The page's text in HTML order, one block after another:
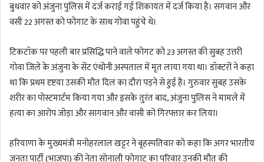
बुधवार को अंजुना पुलिस में दर्ज कराई गई शिकायत में दर्ज किया है। सगवान और
वसी 22 अगस्त को फोगाट के साथ गोवा पहुंचे थे।
टिकटॉक पर पहली बार प्रसिद्धि पाने वाले फोगट को 23 अगस्त की सुबह उत्तरी
गोवा जिले के अंजुना के सेंट एंथोनी अस्पताल में मृत लाया गया था। डॉक्टरों ने कहा
था कि प्रथम दृष्टया उसकी मौत दिल का दौरा पड़ने से हुई है। गुरुवार सुबह उसके
शरीर का पोस्टमार्टम किया गया और इसके तुरंत बाद, अंजुना पुलिस ने मामले में
हत्या का आरोप जोड़ा और सागवान और वासी को गिरफ्तार कर लिया।
हरियाणा के मुख्यमंत्री मनोहरलाल खट्टर ने बृहस्पतिवार को कहा कि अगर भारतीय
जनता पार्टी (भाजपा) की नेता सोनाली फोगाट का परिवार उनकी मौत की